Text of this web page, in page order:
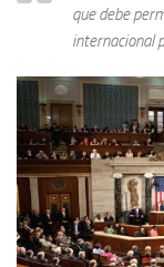
que debe
internacional